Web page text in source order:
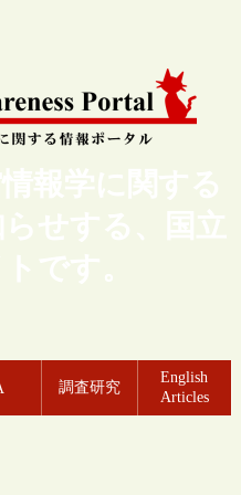
報学に関する
せする、国立
です。
調査研究
English
Articles